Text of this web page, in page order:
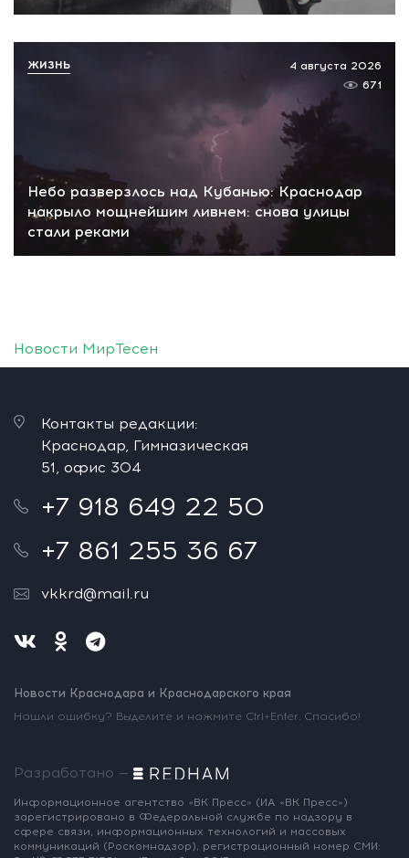
Небо разверзлось над Кубанью: Краснодар
накрыло мощнейшим ливнем: снова улицы
стали реками
4 августа 2026
671
ЖИЗНЬ
Новости МирТесен
Контакты редакции:
Краснодар, Гимназическая
51, офис 304
+7 918 649 22 50
+7 861 255 36 67
vkkrd@mail.ru
Новости Краснодара и Краснодарского края
Нашли ошибку? Выделите и нажмите Ctrl+Enter. Спасибо!
Разработано —
Информационное агентство «ВК Пресс» (ИА «ВК Пресс»)
зарегистрировано в Федеральной службе по надзору в
сфере связи, информационных технологий и массовых
коммуникаций (Роскомнадзор), регистрационный номер СМИ: